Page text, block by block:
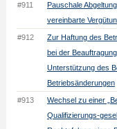
#911
Pauschale
vereinbarte
#912
Zur Haftung des
bei der
Unterstützung des
Betriebsänderungen
#913
Wechsel zu einer
Qualifizierungs-